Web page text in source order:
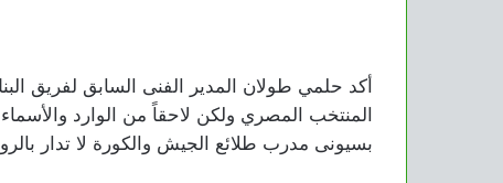
أكد حلمي طولان المدير الفنى السابق لفريق
المنتخب المصري ولكن لاحقاً من الوارد
بسيونى مدرب طلائع الجيش والكورة لا تدار